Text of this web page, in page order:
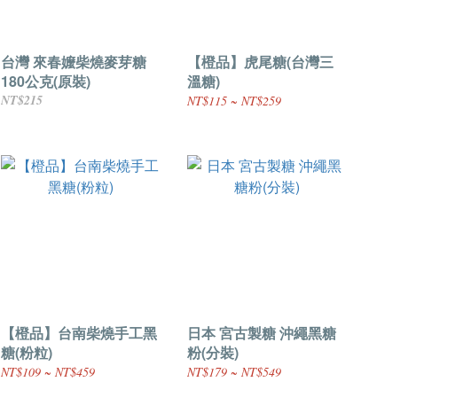
台灣 來春嬤柴燒麥芽糖
180公克(原裝)
NT$215
【橙品】虎尾糖(台灣三
溫糖)
NT$115 ~ NT$259
【橙品】台南柴燒手工黑
糖(粉粒)
NT$109 ~ NT$459
日本 宮古製糖 沖繩黑糖
粉(分裝)
NT$179 ~ NT$549